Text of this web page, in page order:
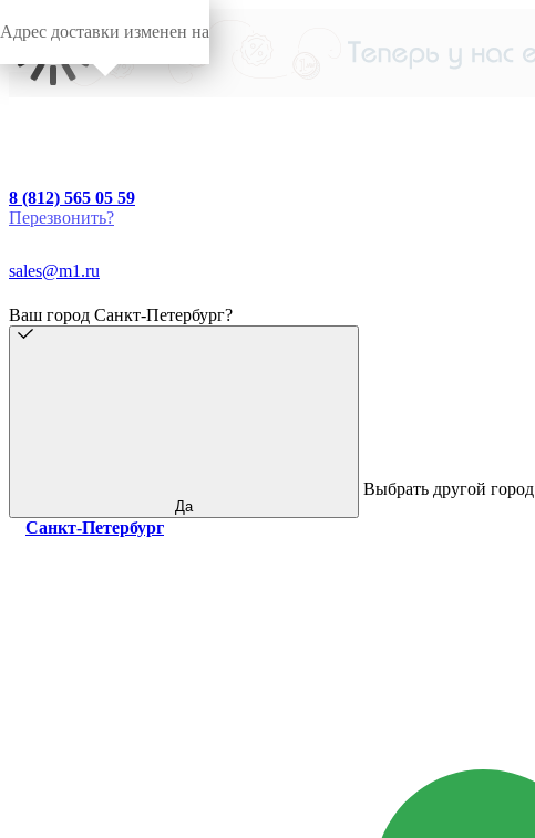
8 (812) 565 05 59
Перезвонить?
sales@m1.ru
Ваш город Санкт-Петербург?
Да
Выбрать другой город
Санкт-Петербург
Адрес доставки изменен на